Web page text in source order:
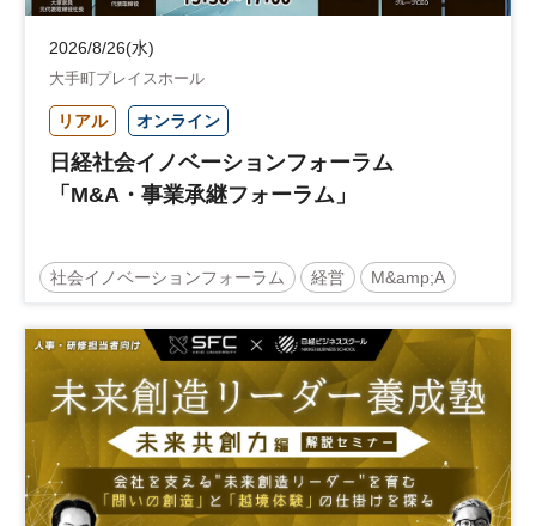
2026/8/26(水)
大手町プレイスホール
リアル オンライン
日経社会イノベーションフォーラム
「M&A・事業承継フォーラム」
社会イノベーションフォーラム 経営 M&amp;A
事業承継 中堅中小企業
日経社会イノベーションフォーラム 参加無料